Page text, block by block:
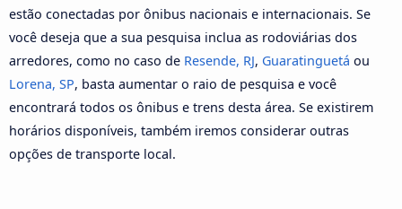
estão conectadas por ônibus nacionais e internacionais. Se
você deseja que a sua pesquisa inclua as rodoviárias dos
arredores, como no caso de Resende, RJ, Guaratinguetá ou
Lorena, SP, basta aumentar o raio de pesquisa e você
encontrará todos os ônibus e trens desta área. Se existirem
horários disponíveis, também iremos considerar outras
opções de transporte local.